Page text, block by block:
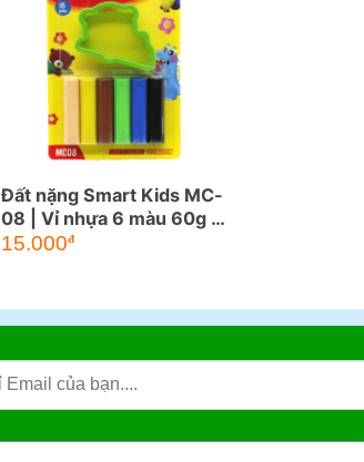
Đất nặng Smart Kids MC-
08 | Vỉ nhựa 6 màu 60g +
1 khuôn
15.000đ